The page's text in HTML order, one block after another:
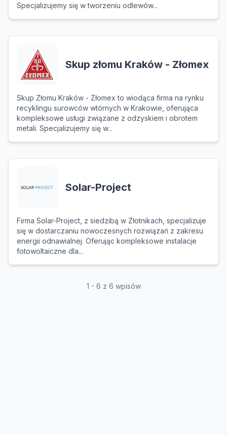
Specjalizujemy się w tworzeniu odlewów...
Skup złomu Kraków - Złomex
Skup Złomu Kraków - Złomex to wiodąca firma na rynku
recyklingu surowców wtórnych w Krakowie, oferująca
kompleksowe usługi związane z odzyskiem i obrotem
metali. Specjalizujemy się w...
Solar-Project
Firma Solar-Project, z siedzibą w Złotnikach, specjalizuje
się w dostarczaniu nowoczesnych rozwiązań z zakresu
energii odnawialnej. Oferując kompleksowe instalacje
fotowoltaiczne dla...
1 - 6 z 6 wpisów